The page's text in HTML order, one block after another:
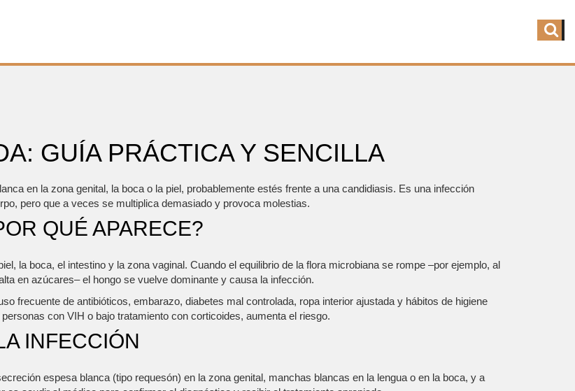
GUÍA PRÁCTICA Y SENCILLA
en la zona genital, la boca o la piel, probablemente estés frente a una candidiasis. Es una infección
pero que a veces se multiplica demasiado y provoca molestias.
QUÉ APARECE?
la boca, el intestino y la zona vaginal. Cuando el equilibrio de la flora microbiana se rompe –por ejemplo, al
en azúcares– el hongo se vuelve dominante y causa la infección.
frecuente de antibióticos, embarazo, diabetes mal controlada, ropa interior ajustada y hábitos de higiene
con VIH o bajo tratamiento con corticoides, aumenta el riesgo.
INFECCIÓN
espesa blanca (tipo requesón) en la zona genital, manchas blancas en la lengua o en la boca, y a